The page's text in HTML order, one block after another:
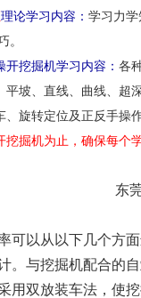
理论学习内容： 学习力
。
开挖掘机学习内容： 各
平坡、直线、曲线、超
、旋转定位及正反手操
掘机为止，确保每个
学挖
可以从以下几个方
。与挖掘机配合的
用双放装车法，使